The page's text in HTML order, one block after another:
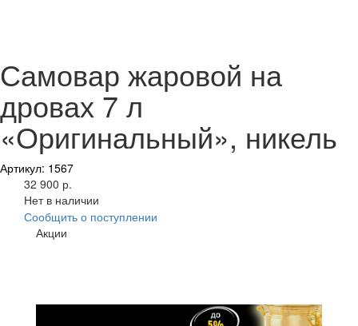
Самовар жаровой на
дровах 7 л
«Оригинальный», никель
Артикул: 1567
32 900 р.
Нет в наличии
Сообщить о поступлении
Акции